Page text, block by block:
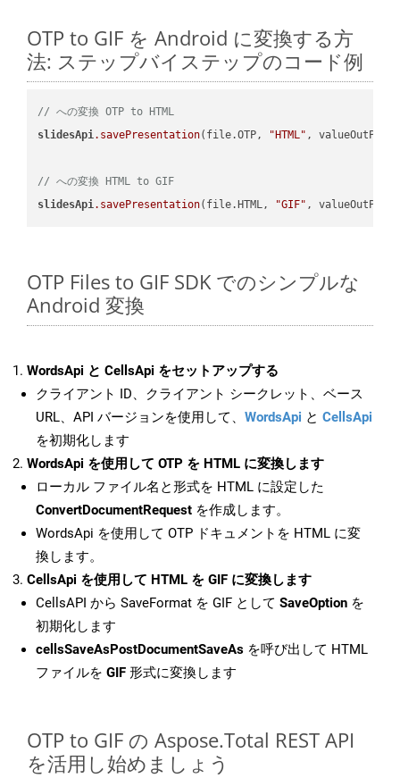
OTP to GIF を Android に変換する方
法: ステップバイステップのコード例
// への変換 OTP to HTML
slidesApi.savePresentation(file.OTP, "HTML" ,
// への変換 HTML to GIF
slidesApi.savePresentation(file.HTML, "GIF"
OTP Files to GIF SDK でのシンプルな
Android 変換
WordsApi と CellsApi をセットアップする
クライアント ID、クライアント シークレット、ベース
URL、API バージョンを使用して、 WordsApi と CellsApi
を初期化します
WordsApi を使用して OTP を HTML に変換します
ローカル ファイル名と形式を HTML に設定した
ConvertDocumentRequest を作成します。
WordsApi を使用して OTP ドキュメントを HTML に変
換します。
CellsApi を使用して HTML を GIF に変換します
CellsAPI から SaveFormat を GIF として SaveOption を
初期化します
cellsSaveAsPostDocumentSaveAs を呼び出して HTML
ファイルを GIF 形式に変換します
OTP to GIF の Aspose.Total REST API
を活用し始めましょう